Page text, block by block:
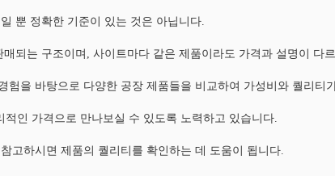
뿐 정확한 기준이 있는 것은 아닙니다.
되는 구조이며, 사이트마다 같은 제품이라도 가격과 설명이 다
을 바탕으로 다양한 공장 제품들을 비교하여 가성비와 퀄리
인 가격으로 만나보실 수 있도록 노력하고 있습니다.
고하시면 제품의 퀄리티를 확인하는 데 도움이 됩니다.